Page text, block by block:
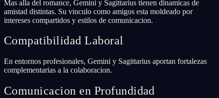
Mas alla del romance, Gemini y Sagittarius tienen dinamicas de
amistad distintas. Su vinculo como amigos esta moldeado por
intereses compartidos y estilos de comunicacion.
Compatibilidad Laboral
En entornos profesionales, Gemini y Sagittarius aportan fortalezas
complementarias a la colaboracion.
Comunicacion en Profundidad